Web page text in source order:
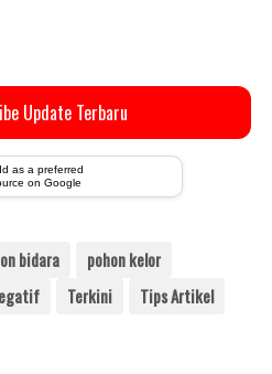
Update Terbaru
as a preferred
on Google
bidara
pohon kelor
Terkini Tips Artikel